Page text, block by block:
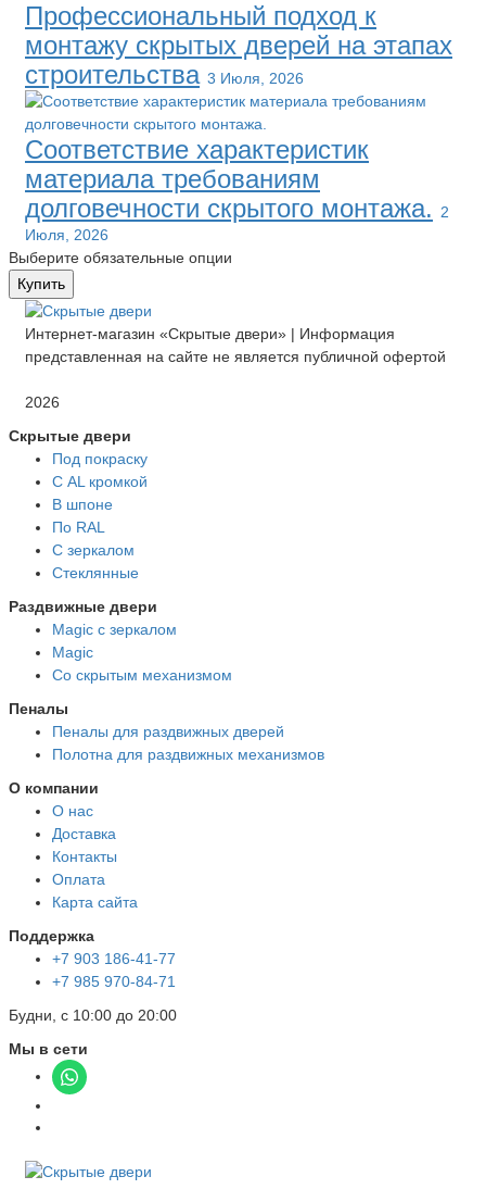
Профессиональный подход к
монтажу скрытых дверей на этапах
строительства 3 Июля, 2026
Соответствие характеристик
материала требованиям
долговечности скрытого монтажа. 2
Июля, 2026
Выберите обязательные опции
Купить
Интернет-магазин «Скрытые двери» | Информация
представленная на сайте не является публичной офертой
2026
Скрытые двери
Под покраску
С AL кромкой
В шпоне
По RAL
С зеркалом
Стеклянные
Раздвижные двери
Magic с зеркалом
Magic
Со скрытым механизмом
Пеналы
Пеналы для раздвижных дверей
Полотна для раздвижных механизмов
О компании
О нас
Доставка
Контакты
Оплата
Карта сайта
Поддержка
+7 903 186-41-77
+7 985 970-84-71
Будни, с 10:00 до 20:00
Мы в сети